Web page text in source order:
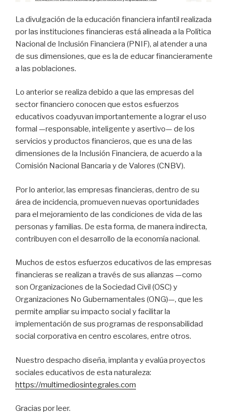
La divulgación de la educación financiera infantil realizada
por las instituciones financieras está alineada a la Política
Nacional de Inclusión Financiera (PNIF), al atender a una
de sus dimensiones, que es la de educar financieramente
a las poblaciones.
Lo anterior se realiza debido a que las empresas del
sector financiero conocen que estos esfuerzos
educativos coadyuvan importantemente a lograr el uso
formal —responsable, inteligente y asertivo— de los
servicios y productos financieros, que es una de las
dimensiones de la Inclusión Financiera, de acuerdo a la
Comisión Nacional Bancaria y de Valores (CNBV).
Por lo anterior, las empresas financieras, dentro de su
área de incidencia, promueven nuevas oportunidades
para el mejoramiento de las condiciones de vida de las
personas y familias. De esta forma, de manera indirecta,
contribuyen con el desarrollo de la economía nacional.
Muchos de estos esfuerzos educativos de las empresas
financieras se realizan a través de sus alianzas —como
son Organizaciones de la Sociedad Civil (OSC) y
Organizaciones No Gubernamentales (ONG)—, que les
permite ampliar su impacto social y facilitar la
implementación de sus programas de responsabilidad
social corporativa en centro escolares, entre otros.
Nuestro despacho diseña, implanta y evalúa proyectos
sociales educativos de esta naturaleza:
https://multimediosintegrales.com
Gracias por leer.